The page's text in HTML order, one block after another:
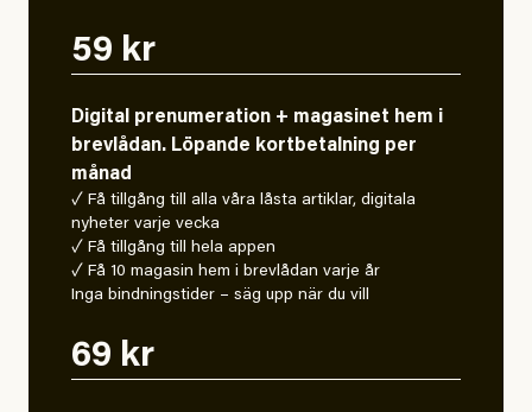
59 kr
Digital prenumeration + magasinet hem i
brevlådan. Löpande kortbetalning per
månad
✓ Få tillgång till alla våra låsta artiklar, digitala
nyheter varje vecka
✓ Få tillgång till hela appen
✓ Få 10 magasin hem i brevlådan varje år
Inga bindningstider – säg upp när du vill
69 kr